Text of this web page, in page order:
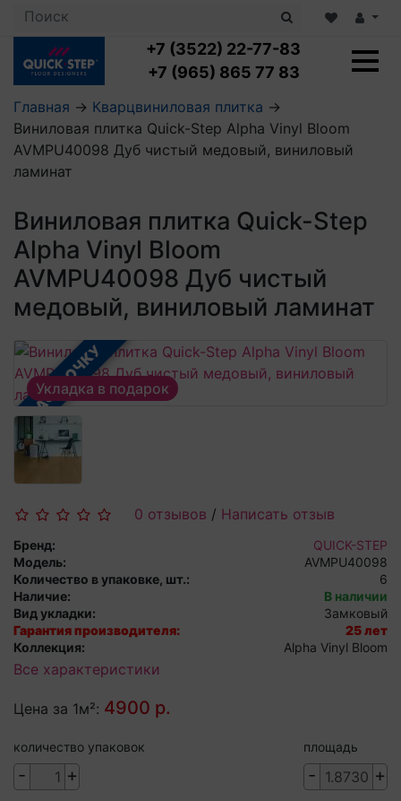
+7 (3522) 22-77-83
+7 (965) 865 77 83
Ламинат с укладкой
Посмотреть все категории
LOC FLOOR PLUS
LOC FLOOR ARCTIC
Посмотреть все категории
Кварцвиниловая плитка с укладкой
Клеевая кварцвиниловая плитка
Виниловый ламинат
Кварцвинил SPC OASIS
Посмотреть все категории
Плинтус
Профили для ступеней
Подложка
Пороги
Посмотреть все категории
Аксессуары для стеновых панелей
Главная → Кварцвиниловая плитка →
Виниловая плитка Quick-Step Alpha Vinyl Bloom
AVMPU40098 Дуб чистый медовый, виниловый
ламинат
Виниловая плитка Quick-Step
Alpha Vinyl Bloom
AVMPU40098 Дуб чистый
медовый, виниловый ламинат
В РАССРОЧКУ
Укладка в подарок
0 отзывов / Написать отзыв
Бренд:
QUICK-STEP
Модель:
AVMPU40098
Количество в упаковке, шт.:
6
Наличие:
В наличии
Вид укладки:
Замковый
Гарантия производителя:
25 лет
Коллекция:
Alpha Vinyl Bloom
Все характеристики
Цена за 1м²: 4900 р.
количество упаковок
- +
площадь
- +